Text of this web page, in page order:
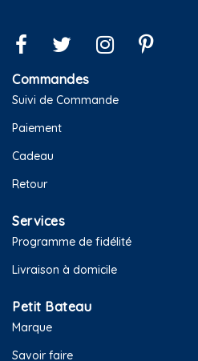
Commandes
Suivi de Commande
Paiement
Cadeau
Retour
Services
Programme de fidélité
Livraison à domicile
Petit Bateau
Marque
Savoir faire